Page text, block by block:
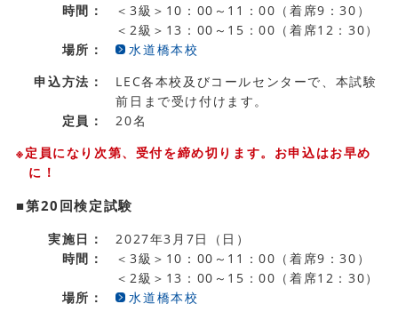
時間：
＜3級＞10：00～11：00（着席9：30）
＜2級＞13：00～15：00（着席12：30）
場所：
水道橋本校
申込方法：
LEC各本校及びコールセンターで、本試験
前日まで受け付けます。
定員：
20名
※定員になり次第、受付を締め切ります。お申込はお早め
に！
■第20回検定試験
実施日：
2027年3月7日（日）
時間：
＜3級＞10：00～11：00（着席9：30）
＜2級＞13：00～15：00（着席12：30）
場所：
水道橋本校